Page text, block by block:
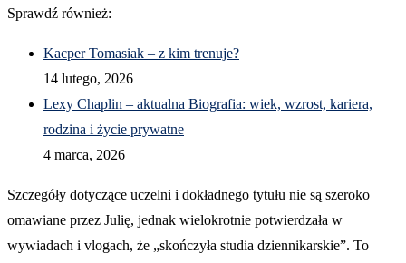
Sprawdź również:
Kacper Tomasiak – z kim trenuje?
14 lutego, 2026
Lexy Chaplin – aktualna Biografia: wiek, wzrost, kariera,
rodzina i życie prywatne
4 marca, 2026
Szczegóły dotyczące uczelni i dokładnego tytułu nie są szeroko
omawiane przez Julię, jednak wielokrotnie potwierdzała w
wywiadach i vlogach, że „skończyła studia dziennikarskie”. To